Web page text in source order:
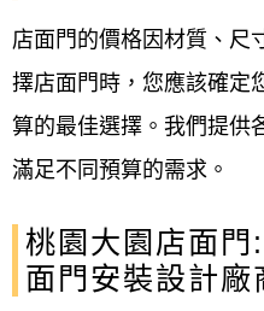
店面門的價格因材質、尺
擇店面門時，您應該確定
算的最佳選擇。我們提供
滿足不同預算的需求。
桃園大園店面門
面門安裝設計廠